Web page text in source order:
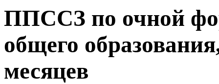
ППССЗ по очной
общего
месяцев